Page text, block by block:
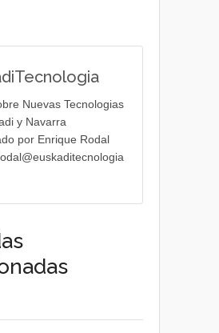
Nuevas Tecnologias
y Navarra
por Enrique Rodal